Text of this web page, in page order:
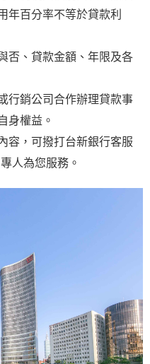
年百分率不等於貸款利
否、貸款金額、年限及各
行銷公司合作辦理貸款事
身權益。
容，可撥打台新銀行客服
人為您服務。